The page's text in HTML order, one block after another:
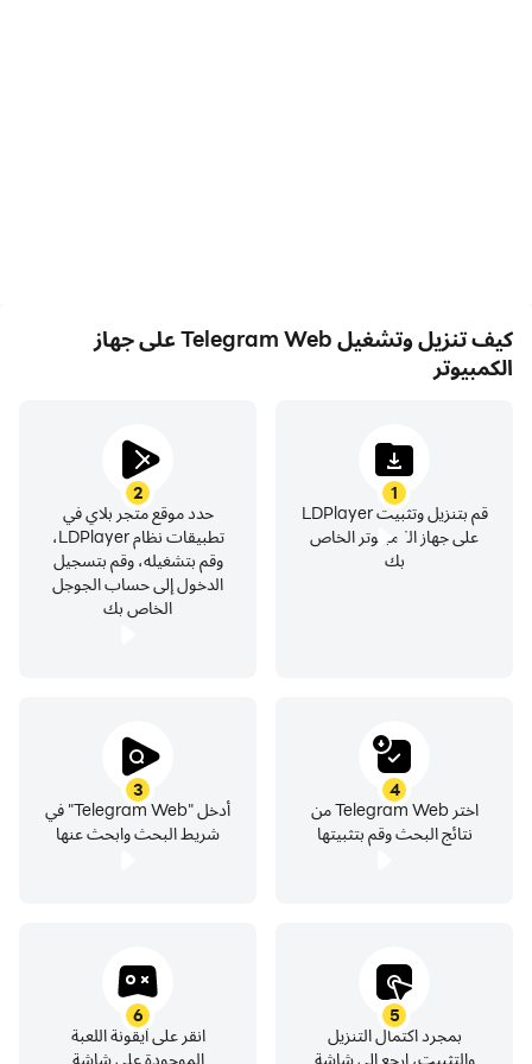
كيف تنزيل وتشغيل Telegram Web على جهاز
الكمبيوتر
1
قم بتنزيل وتثبيت LDPlayer
على جهاز الكمبيوتر الخاص
بك
2
حدد موقع متجر بلاي في
تطبيقات نظام LDPlayer،
وقم بتشغيله، وقم بتسجيل
الدخول إلى حساب الجوجل
الخاص بك
3
أدخل "Telegram Web" في
شريط البحث وابحث عنها
4
اختر Telegram Web من
نتائج البحث وقم بتثبيتها
5
بمجرد اكتمال التنزيل
والتثبيت، ارجع إلى شاشة
6
انقر على أيقونة اللعبة
الموجودة على شاشة